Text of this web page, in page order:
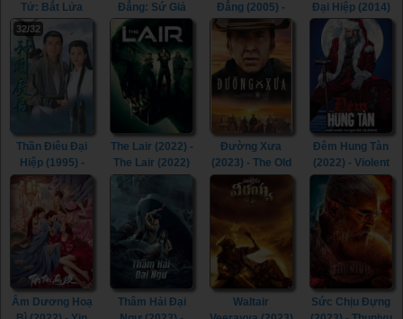
Tử: Bắt Lửa
(2013) - The
Hunger Games:
Catching Fire
(2013)
Đẳng: Sứ Giả
Bạc (2007) -
Fantastic Four:
Rise of the
Silver Surfer
Đẳng (2005) -
Fantastic Four
(2005)
Đại Hiệp (2014)
- The Romance
of the Condor
Heroes (2014)
32/32
Thần Điêu Đại
Hiệp (1995) -
Return of The
Condor Heroes
(1995)
The Lair (2022) -
The Lair (2022)
Đường Xưa
(2023) - The Old
Way (2023)
Đêm Hung Tàn
(2022) - Violent
Night (2022)
Âm Dương Hoạ
Thâm Hải Đại
Waltair
Sức Chịu Đựng